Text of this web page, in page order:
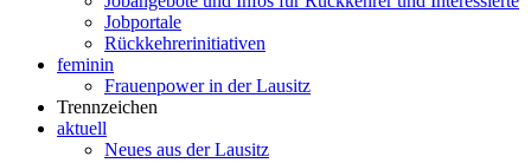
Jobportale
Rückkehrerinitiativen
feminin
Frauenpower in der Lausitz
Trennzeichen
aktuell
Neues aus der Lausitz